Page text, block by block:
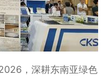
，深耕东南亚绿色